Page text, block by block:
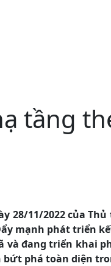
tầng
28/11/2022 của
mạnh phát triển
và đang triển khai
phá toàn diện